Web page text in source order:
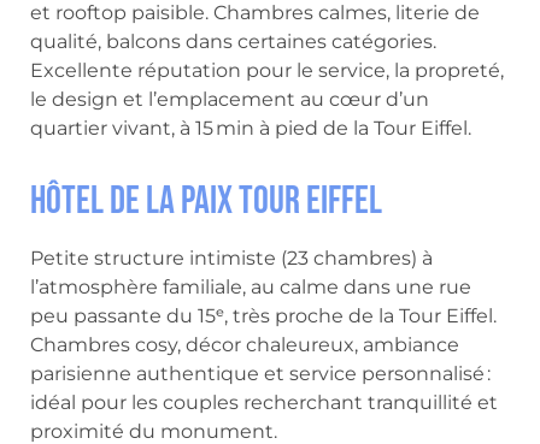
et rooftop paisible. Chambres calmes, literie de
qualité, balcons dans certaines catégories.
Excellente réputation pour le service, la propreté,
le design et l’emplacement au cœur d’un
quartier vivant, à 15 min à pied de la Tour Eiffel.
Hôtel de la Paix Tour Eiffel
Petite structure intimiste (23 chambres) à
l’atmosphère familiale, au calme dans une rue
peu passante du 15ᵉ, très proche de la Tour Eiffel.
Chambres cosy, décor chaleureux, ambiance
parisienne authentique et service personnalisé :
idéal pour les couples recherchant tranquillité et
proximité du monument.